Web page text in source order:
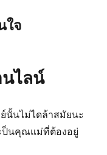
ใจ
นไลน์
นั้นไม่ไดล้าสมัยนะ
ป็นคุณแม่ที่ต้องอยู่